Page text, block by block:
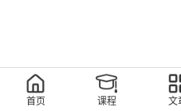
首页 课程 文